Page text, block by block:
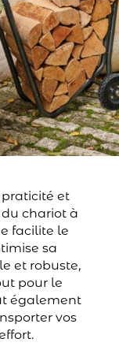
et
chariot à
facilite le
sa
et robuste,
pour le
également
vos